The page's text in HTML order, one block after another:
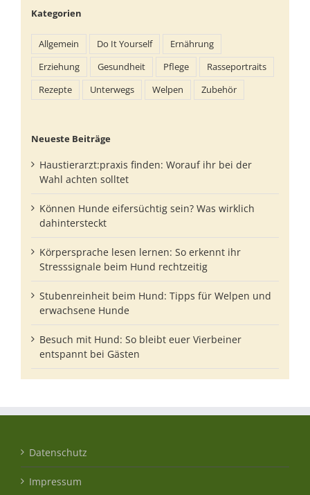
Kategorien
Allgemein Do It Yourself
Ernährung
Erziehung
Gesundheit Pflege
Rasseportraits
Rezepte
Unterwegs Welpen Zubehör
Neueste Beiträge
Haustierarzt:praxis finden: Worauf ihr bei der
Wahl achten solltet
Können Hunde eifersüchtig sein? Was wirklich
dahintersteckt
Körpersprache lesen lernen: So erkennt ihr
Stresssignale beim Hund rechtzeitig
Stubenreinheit beim Hund: Tipps für Welpen und
erwachsene Hunde
Besuch mit Hund: So bleibt euer Vierbeiner
entspannt bei Gästen
Datenschutz
Impressum